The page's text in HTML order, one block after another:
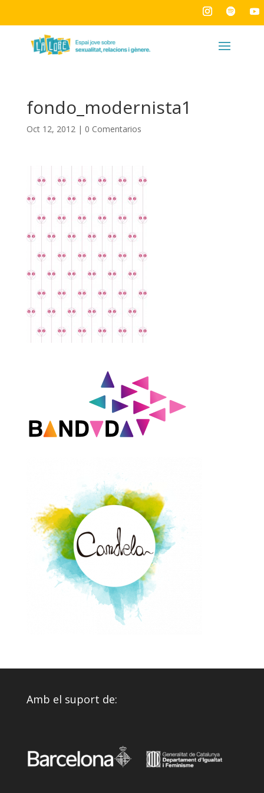
fondo_modernista1
Oct 12, 2012 | 0 Comentarios
Amb el suport de: